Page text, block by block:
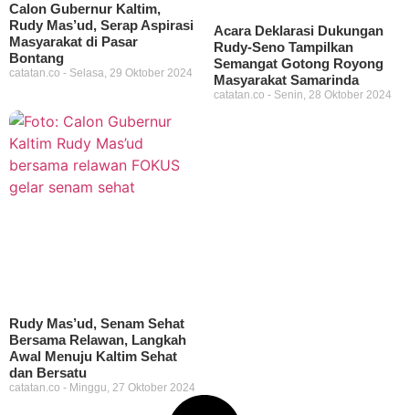
Calon Gubernur Kaltim,
Rudy Mas’ud, Serap Aspirasi
Masyarakat di Pasar
Bontang
catatan.co Selasa, 29 Oktober 2024
Acara Deklarasi Dukungan
Rudy-Seno Tampilkan
Semangat Gotong Royong
Masyarakat Samarinda
catatan.co Senin, 28 Oktober 2024
Rudy Mas’ud, Senam Sehat
Bersama Relawan, Langkah
Awal Menuju Kaltim Sehat
dan Bersatu
catatan.co Minggu, 27 Oktober 2024